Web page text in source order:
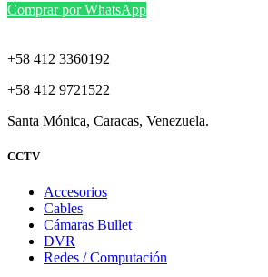
Comprar por WhatsApp
+58 412 3360192
+58 412 9721522
Santa Mónica, Caracas, Venezuela.
CCTV
Accesorios
Cables
Cámaras Bullet
DVR
Redes / Computación